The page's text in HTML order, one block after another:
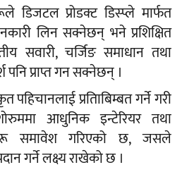
डिजटल प्रोडक्ट डिस्प्ले मार्फत
लिन सक्नेछन् भने प्रशिक्षित
सवारी, चर्जिङ समाधान तथा
पनि प्राप्त गन सक्नेछन् ।
प्रतिाबिम्बत गर्ने गरी
आधुनिक इन्टेरियर तथा
समावेश गरिएको छ, जसले
गर्ने लक्ष्य राखेको छ ।